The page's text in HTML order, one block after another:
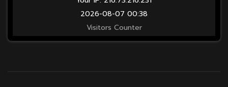
2026-08-07 00:38
Visitors Counter